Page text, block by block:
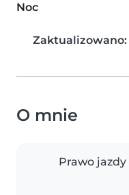
Noc
Zaktualizowano:
O mnie
Prawo jazdy